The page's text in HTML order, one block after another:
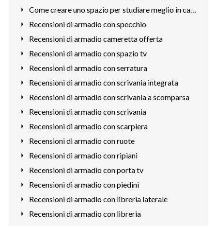
Come creare uno spazio per studiare meglio in casa
Recensioni di armadio con specchio
Recensioni di armadio cameretta offerta
Recensioni di armadio con spazio tv
Recensioni di armadio con serratura
Recensioni di armadio con scrivania integrata
Recensioni di armadio con scrivania a scomparsa
Recensioni di armadio con scrivania
Recensioni di armadio con scarpiera
Recensioni di armadio con ruote
Recensioni di armadio con ripiani
Recensioni di armadio con porta tv
Recensioni di armadio con piedini
Recensioni di armadio con libreria laterale
Recensioni di armadio con libreria